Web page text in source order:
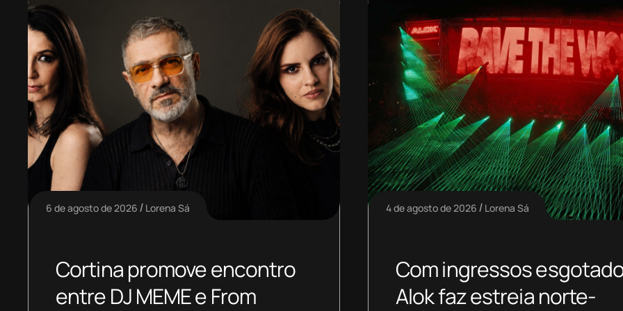
6 de agosto de 2026 Lorena Sá
Cortina promove encontro
entre DJ MEME e From
4 de agosto de 2026 Lorena Sá
Com ingressos
Alok faz estreia norte-